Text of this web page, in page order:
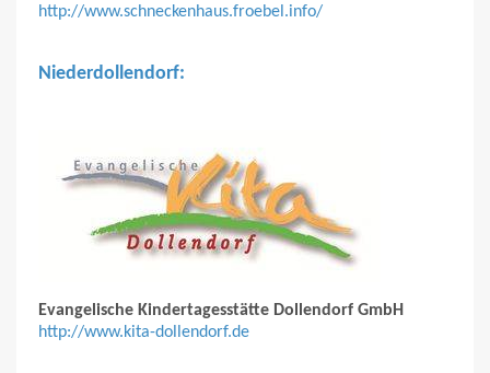
http://www.schneckenhaus.froebel.info/
Niederdollendorf:
Evangelische Kindertagesstätte Dollendorf GmbH
http://www.kita-dollendorf.de